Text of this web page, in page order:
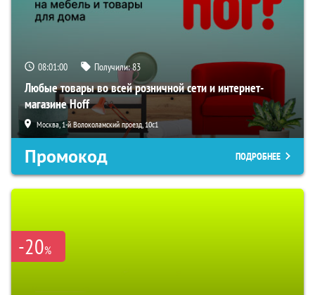
08:00:59 Получили:83
Любые товары во всей розничной сети и интернет-
магазине Hoff
Москва, 1-й Волоколамский проезд, 10с1
Промокод ПОДРОБНЕЕ
-20%